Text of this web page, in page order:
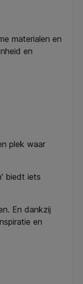
materialen en
en
plek waar
biedt iets
En dankzij
en